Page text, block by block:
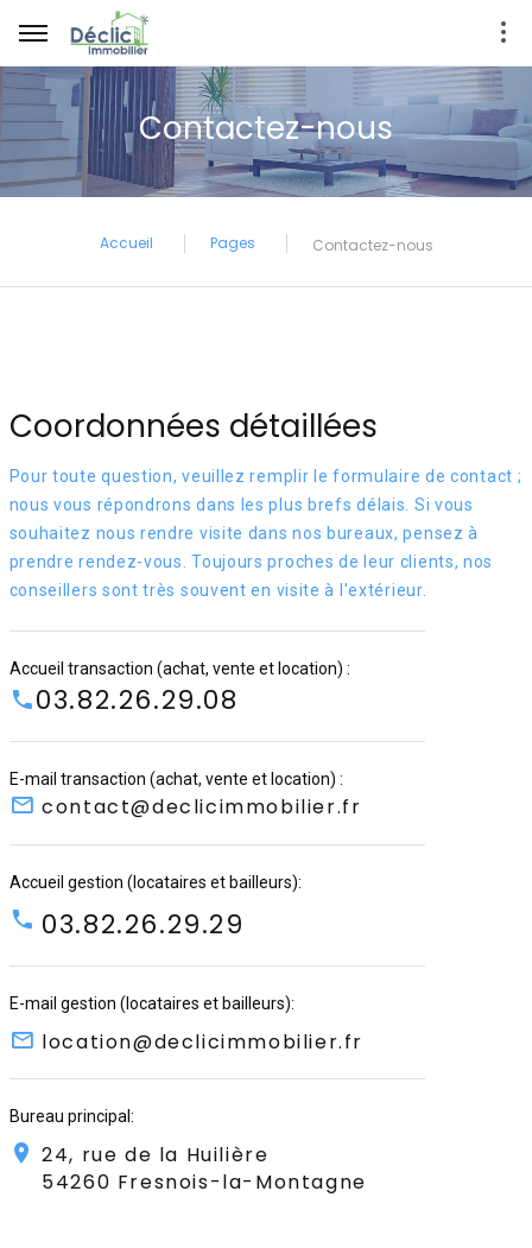
Contactez-nous
Accueil Pages Contactez-nous
Coordonnées détaillées
Pour toute question, veuillez remplir le formulaire de contact ;
nous vous répondrons dans les plus brefs délais. Si vous
souhaitez nous rendre visite dans nos bureaux, pensez à
prendre rendez-vous. Toujours proches de leur clients, nos
conseillers sont très souvent en visite à l'extérieur.
Accueil transaction (achat, vente et location) :
03.82.26.29.08
E-mail transaction (achat, vente et location) :
contact@declicimmobilier.fr
Accueil gestion (locataires et bailleurs):
03.82.26.29.29
E-mail gestion (locataires et bailleurs):
location@declicimmobilier.fr
Bureau principal:
24, rue de la Huilière
54260 Fresnois-la-Montagne